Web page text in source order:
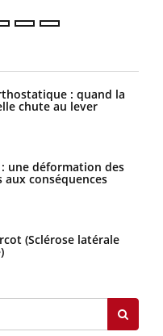
: quand la
chute au lever
une déformation des
aux conséquences
(Sclérose latérale